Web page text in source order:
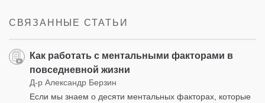
СВЯЗАННЫЕ СТАТЬИ
Как работать с ментальными факторами в
повседневной жизни
Д-р Александр Берзин
Если мы знаем о десяти ментальных факторах, которые